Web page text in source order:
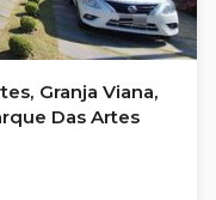
Granja Viana,
Das Artes